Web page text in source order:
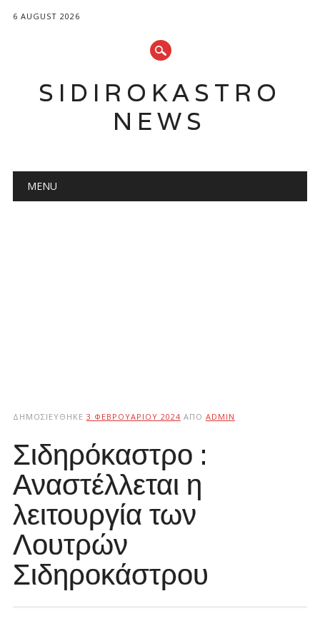
6 AUGUST 2026
SIDIROKASTRO
NEWS
Main menu
MENU
ΔΗΜΟΣΙΕΎΘΗΚΕ 3 ΦΕΒΡΟΥΑΡΊΟΥ 2024 ΑΠΌ ADMIN
Σιδηρόκαστρο :
Αναστέλλεται η
λειτουργία των
Λουτρών
Σιδηροκάστρου